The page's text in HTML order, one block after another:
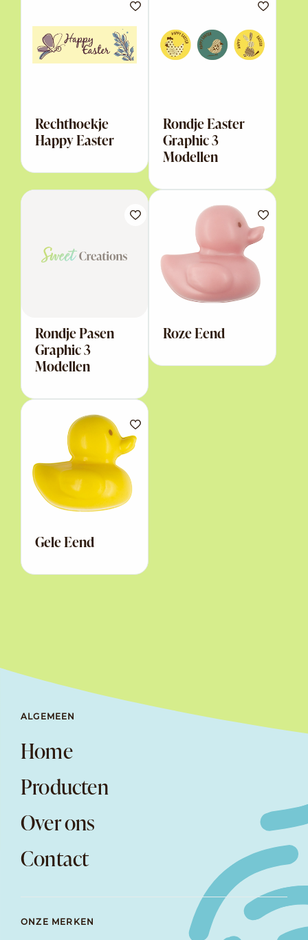
Rechthoekje
Happy Easter
Rondje Easter
Graphic 3
Modellen
Rondje Pasen
Graphic 3
Modellen
Roze Eend
Gele Eend
ALGEMEEN
Home
Producten
Over ons
Contact
ONZE MERKEN